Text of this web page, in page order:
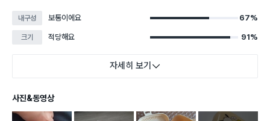
내구성 보통이에요 67%
크기 적당해요 91%
자세히 보기
사진&동영상